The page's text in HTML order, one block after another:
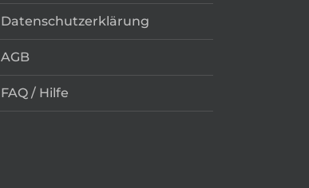
Datenschutzerklärung
AGB
FAQ / Hilfe